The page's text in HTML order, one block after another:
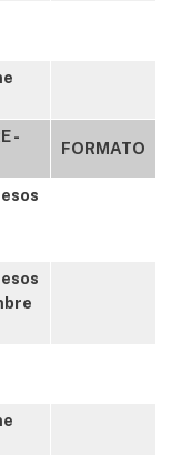
-
FORMATO